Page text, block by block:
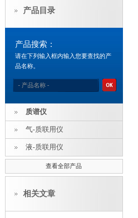
产品目录
产品搜索：
请在下列输入框内输入您要查找的产
品名称。
质谱仪
气-质联用仪
液-质联用仪
查看全部产品
相关文章